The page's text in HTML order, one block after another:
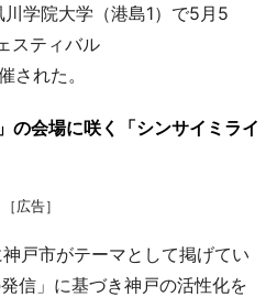
学院大学（港島1）で5月5
スティバル
された。
の会場に咲く「シンサイミライ
［広告］
戸市がテーマとして掲げてい
信」に基づき神戸の活性化を